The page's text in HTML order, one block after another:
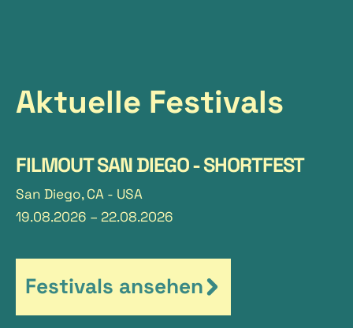
Aktuelle Festivals
FILMOUT SAN DIEGO - SHORTFEST
San Diego, CA - USA
19.08.2026 – 22.08.2026
Festivals ansehen